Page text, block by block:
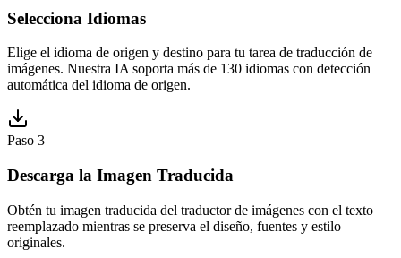
Selecciona Idiomas
Elige el idioma de origen y destino para tu tarea de traducción de
imágenes. Nuestra IA soporta más de 130 idiomas con detección
automática del idioma de origen.
Paso 3
Descarga la Imagen Traducida
Obtén tu imagen traducida del traductor de imágenes con el texto
reemplazado mientras se preserva el diseño, fuentes y estilo
originales.